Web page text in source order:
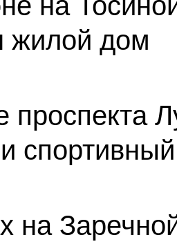
жилой дом
проспекта
на